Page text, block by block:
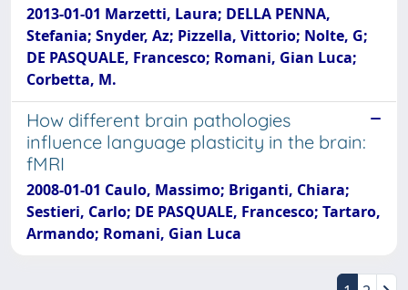
2013-01-01 Marzetti, Laura; DELLA PENNA,
Stefania; Snyder, Az; Pizzella, Vittorio; Nolte, G;
DE PASQUALE, Francesco; Romani, Gian Luca;
Corbetta, M.
How different brain pathologies
influence language plasticity in the brain:
fMRI
2008-01-01 Caulo, Massimo; Briganti, Chiara;
Sestieri, Carlo; DE PASQUALE, Francesco; Tartaro,
Armando; Romani, Gian Luca